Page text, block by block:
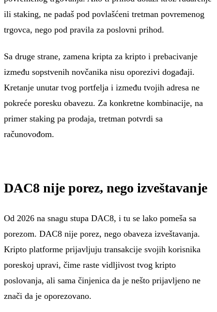
ili staking, ne padaš pod povlašćeni tretman povremenog
trgovca, nego pod pravila za poslovni prihod.
Sa druge strane, zamena kripta za kripto i prebacivanje
između sopstvenih novčanika nisu oporezivi događaji.
Kretanje unutar tvog portfelja i između tvojih adresa ne
pokreće poresku obavezu. Za konkretne kombinacije, na
primer staking pa prodaja, tretman potvrdi sa
računovođom.
DAC8 nije porez, nego izveštavanje
Od 2026 na snagu stupa DAC8, i tu se lako pomeša sa
porezom. DAC8 nije porez, nego obaveza izveštavanja.
Kripto platforme prijavljuju transakcije svojih korisnika
poreskoj upravi, čime raste vidljivost tvog kripto
poslovanja, ali sama činjenica da je nešto prijavljeno ne
znači da je oporezovano.